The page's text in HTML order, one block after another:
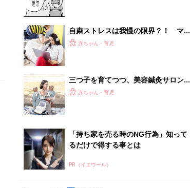
自粛ストレスは我慢の限界？！ ママ
を悩ませる今一番の原因とその解消法
赤ちゃん・育児
三つ子を育てつつ、美容鍼灸サロンを
運営するママ。小児訪問看護を頼りな
赤ちゃん・育児
「持ち家を売る時のNG行為」知って
るだけで得する事とは
PR（イエウール）